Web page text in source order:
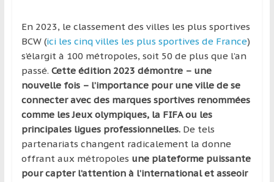
En 2023, le classement des villes les plus sportives
BCW (ici les cinq villes les plus sportives de France)
s’élargit à 100 métropoles, soit 50 de plus que l’an
passé. Cette édition 2023 démontre – une
nouvelle fois – l’importance pour une ville de se
connecter avec des marques sportives renommées
comme les Jeux olympiques, la FIFA ou les
principales ligues professionnelles.De tels
partenariats changent radicalement la donne
offrant aux métropoles une plateforme puissante
pour capter l’attention à l’international et asseoir